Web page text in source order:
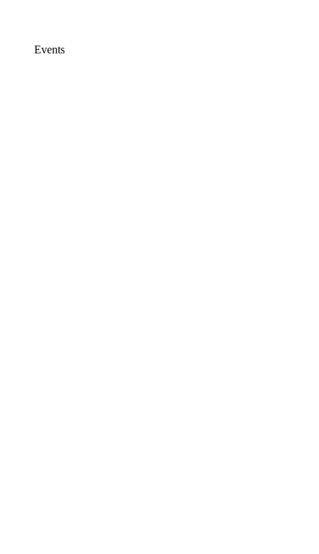
Events